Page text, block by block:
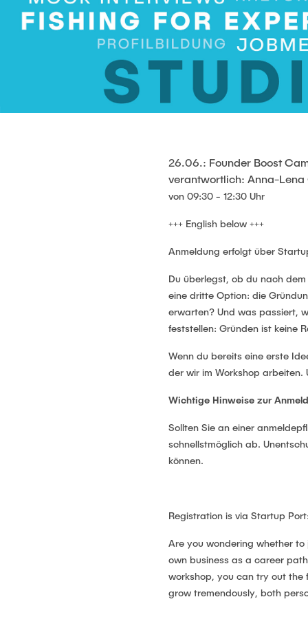
26.06.: Founder Boost
verantwortlich: Anna-Lena
von 09:30 - 12:30 Uhr
+++ English below +++
Anmeldung erfolgt über
Du überlegst, ob du nach
eine dritte Option: die
erwarten? Und was passiert,
feststellen: Gründen ist keine
Wenn du bereits eine erste
der wir im Workshop arbeiten.
Wichtige Hinweise zur
Sollten Sie an einer
schnellstmöglich ab.
können.
Registration is via Startup
Are you wondering whether
own business as a career
workshop, you can try out the
grow tremendously, both